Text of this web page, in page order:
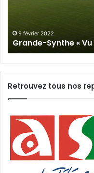
19 janvier 2022
Grande-Synthe «
Retrouvez tous nos